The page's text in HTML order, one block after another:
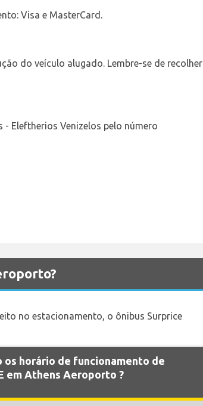
Visa e MasterCard.
do veículo alugado. Lembre-se de recolher
Eleftherios Venizelos pelo número
no estacionamento, o ônibus Surprice
os horário de funcionamento de
em Athens Aeroporto ?